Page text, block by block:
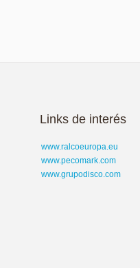
Links de interés
www.ralcoeuropa.eu
www.pecomark.com
www.grupodisco.com